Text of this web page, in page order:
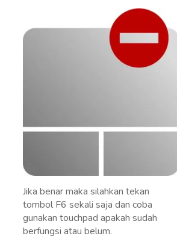
Jika benar maka silahkan tekan
tombol F6 sekali saja dan coba
gunakan touchpad apakah sudah
berfungsi atau belum.